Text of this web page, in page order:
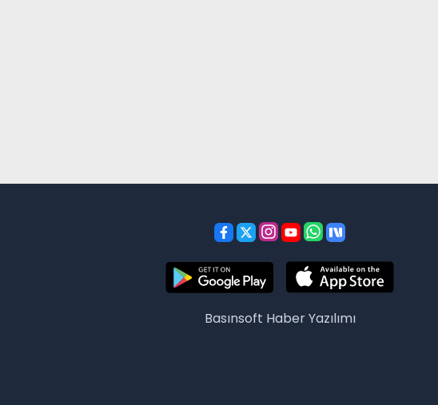
Basınsoft Haber Yazılımı